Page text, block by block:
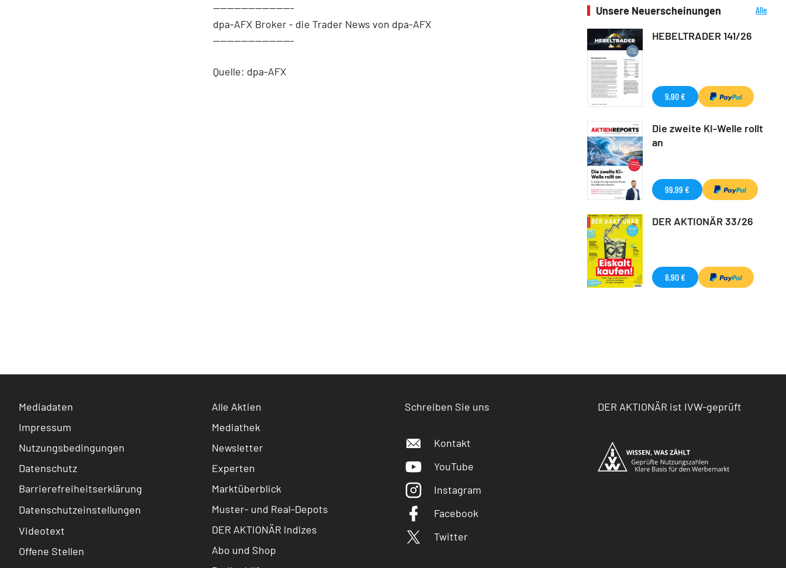
-----------------------
dpa-AFX Broker - die Trader News von dpa-AFX
-----------------------
Quelle: dpa-AFX
Unsere Neuerscheinungen
Alle
HEBELTRADER 141/26
9,90 €
Die zweite KI-Welle rollt
an
99,99 €
DER AKTIONÄR 33/26
8,90 €
Mediadaten
Impressum
Nutzungsbedingungen
Datenschutz
Barrierefreiheitserklärung
Datenschutzeinstellungen
Videotext
Offene Stellen
Alle Aktien
Mediathek
Newsletter
Experten
Marktüberblick
Muster- und Real-Depots
DER AKTIONÄR Indizes
Abo und Shop
Schreiben Sie uns
Kontakt
YouTube
Instagram
Facebook
Twitter
DER AKTIONÄR ist IVW-geprüft